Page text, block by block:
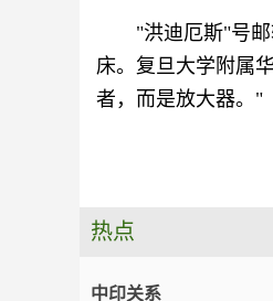
"洪迪厄斯"号
床。复旦大学附属
者，而是放大器。"
热点
中印关系